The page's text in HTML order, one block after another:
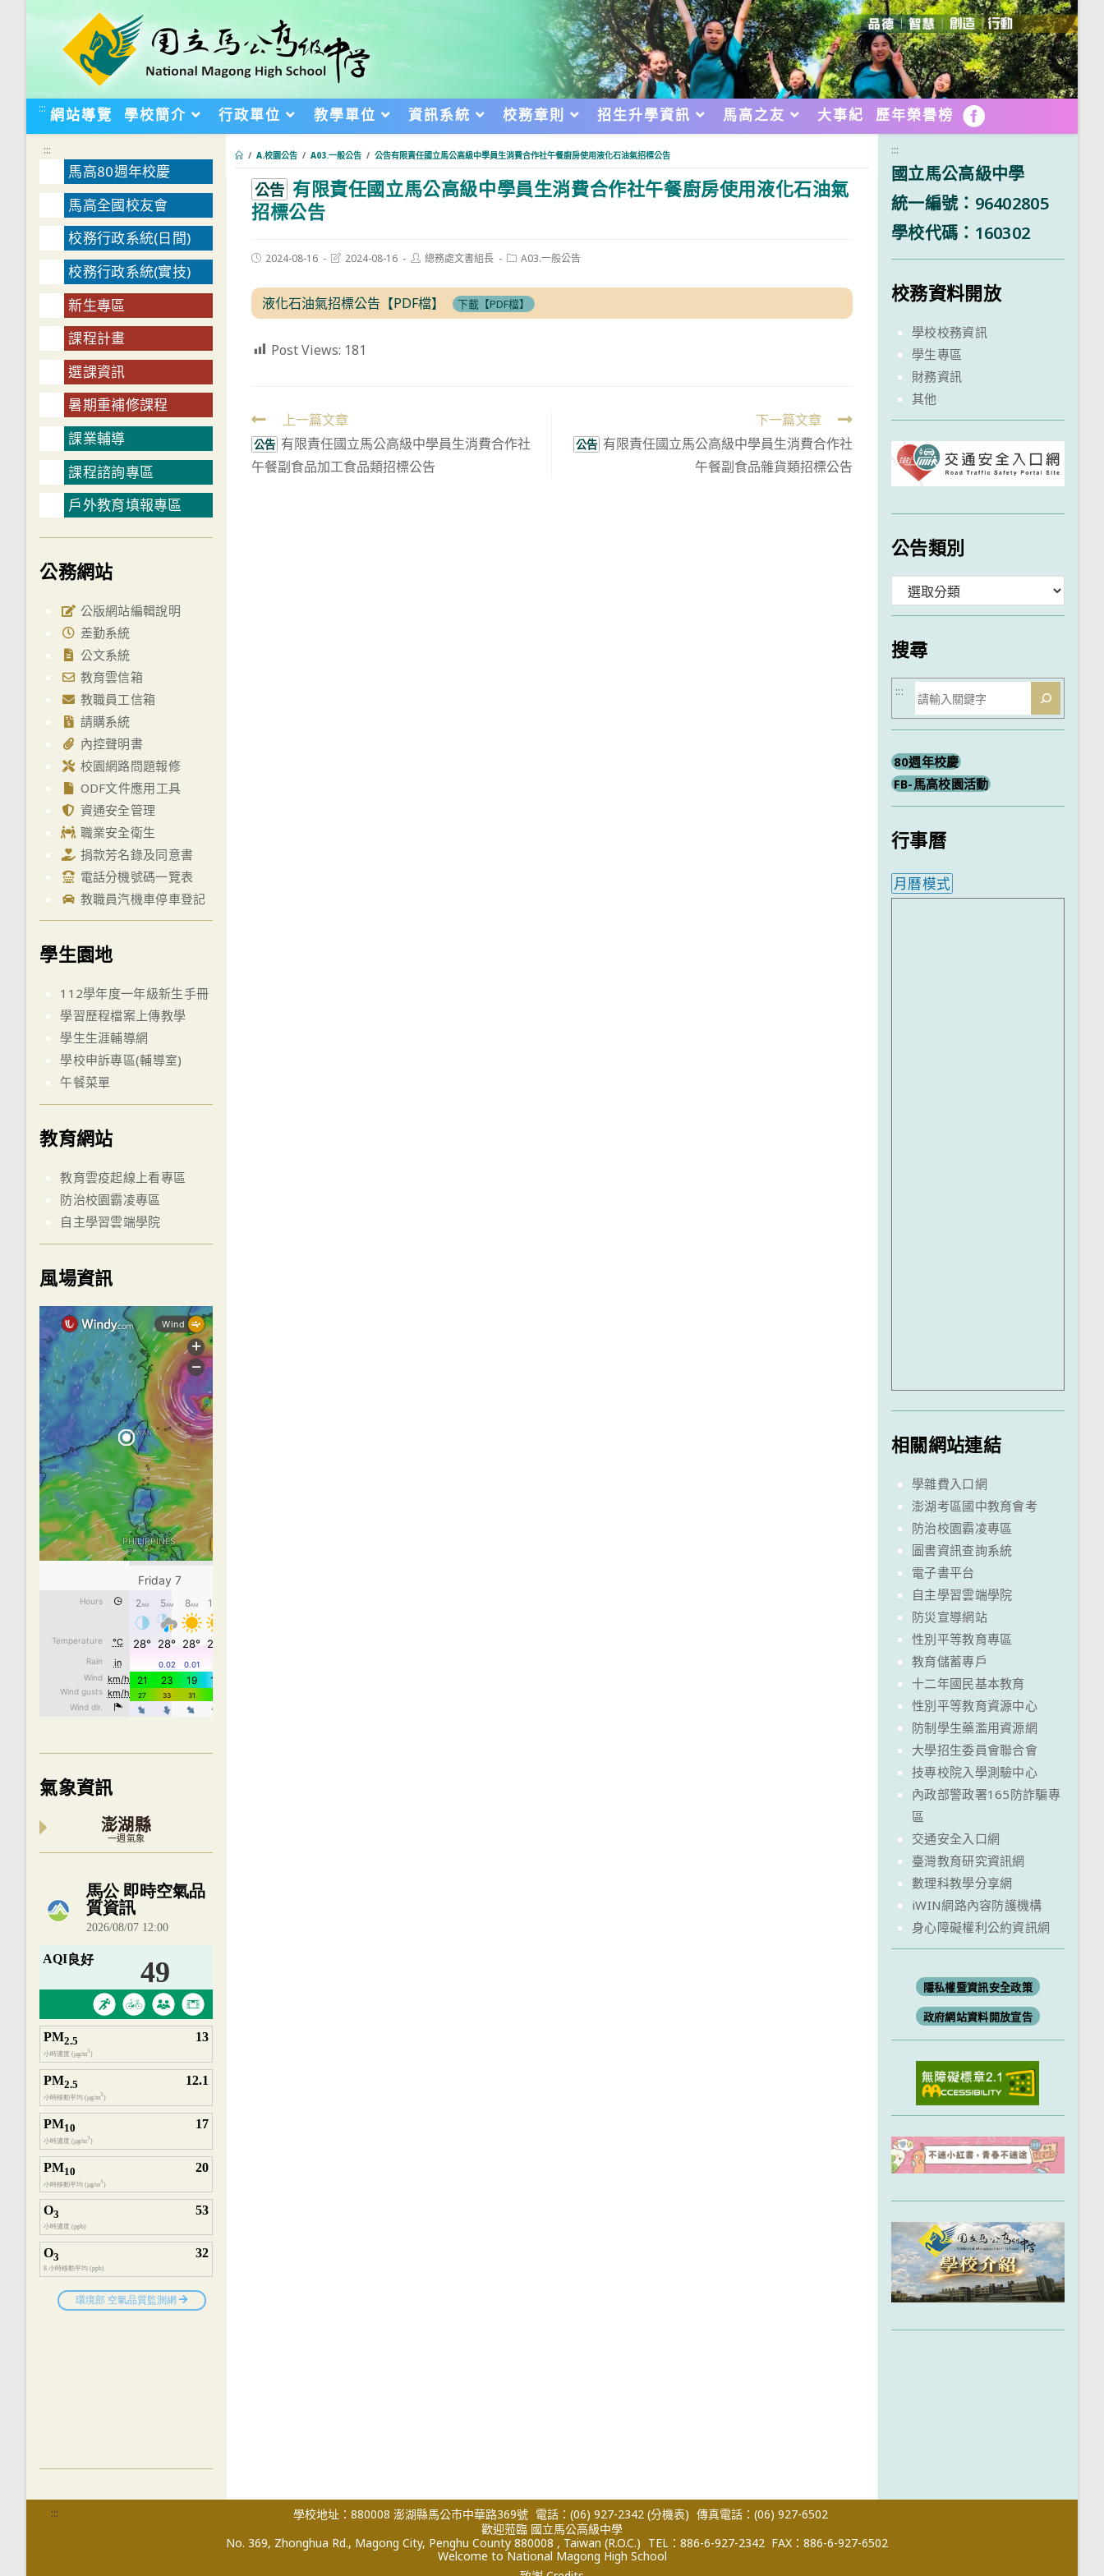
::: 網站導覽 學校簡介 行政單位 教學單位 資訊系統 校務章則 招生升學資訊 馬高之友 大事紀 歷年榮譽榜 FB
/ A.校園公告 / A03.一般公告 / 公告有限責任國立馬公高級中學員生消費合作社午餐廚房使用液化石油氣招標公告
公告 有限責任國立馬公高級中學員生消費合作社午餐廚房使用液化石油氣
招標公告
Post2024-08-16
Post2024-08-16
Post總務處文書組長
PostA03.一般公告
液化石油氣招標公告【PDF檔】 下載【PDF檔】
Post Views: 181
Read
more
articles
上一篇文章
公告 有限責任國立馬公高級中學員生消費合作社
午餐副食品加工食品類招標公告
下一篇文章
公告 有限責任國立馬公高級中學員生消費合作社
午餐副食品雜貨類招標公告
:::
馬高80週年校慶
馬高全國校友會
校務行政系統(日間)
校務行政系統(實技)
新生專區
課程計畫
選課資訊
暑期重補修課程
課業輔導
課程諮詢專區
戶外教育填報專區
公務網站
公版網站編輯說明
差勤系統
公文系統
教育雲信箱
教職員工信箱
請購系統
內控聲明書
校園網路問題報修
ODF文件應用工具
資通安全管理
職業安全衛生
捐款芳名錄及同意書
電話分機號碼一覽表
教職員汽機車停車登記
學生園地
112學年度一年級新生手冊
學習歷程檔案上傳教學
學生生涯輔導網
學校申訴專區(輔導室)
午餐菜單
教育網站
教育雲疫起線上看專區
防治校園霸凌專區
自主學習雲端學院
風場資訊
氣象資訊
澎湖縣
一週氣象
內嵌空氣品質小工具為視覺預覽，完整即時空氣品質資料請開啟
:::
國立馬公高級中學
統一編號：96402805
學校代碼：160302
校務資料開放
學校校務資訊
學生專區
財務資訊
其他
公告類別
類
搜尋
搜
尋
:::
80週年校慶
FB-馬高校園活動
行事曆
月曆模式
相關網站連結
學雜費入口網
澎湖考區國中教育會考
防治校園霸凌專區
圖書資訊查詢系統
電子書平台
自主學習雲端學院
防災宣導網站
性別平等教育專區
教育儲蓄專戶
十二年國民基本教育
性別平等教育資源中心
防制學生藥濫用資源網
大學招生委員會聯合會
技專校院入學測驗中心
內政部警政署165防詐騙專
區
交通安全入口網
臺灣教育研究資訊網
數理科教學分享網
iWIN網路內容防護機構
身心障礙權利公約資訊網
隱私權暨資訊安全政策
政府網站資料開放宣告
::: 學校地址：880008 澎湖縣馬公市中華路369號 電話：(06) 927-2342 (分機表) 傳真電話：(06) 927-6502
歡迎蒞臨 國立馬公高級中學
No. 369, Zhonghua Rd., Magong City, Penghu County 880008 , Taiwan (R.O.C.) TEL：886-6-927-2342 FAX：886-6-927-6502
Welcome to National Magong High School